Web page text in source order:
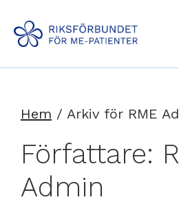
Hem / Arkiv för RME
Författare:
Admin